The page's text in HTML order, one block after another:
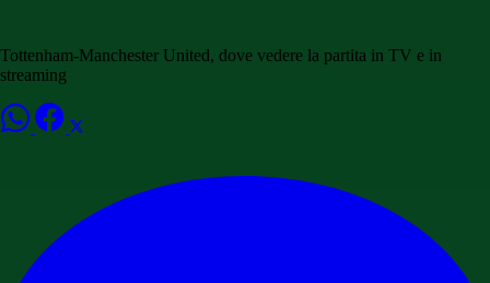
Tottenham-Manchester United, dove vedere la partita in TV e in
streaming